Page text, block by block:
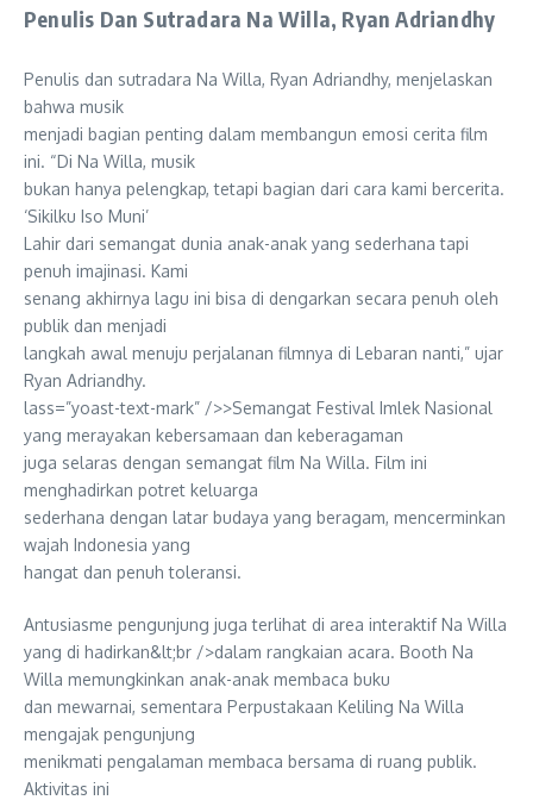
Penulis Dan Sutradara Na Willa, Ryan Adriandhy
Penulis dan sutradara Na Willa, Ryan Adriandhy, menjelaskan
bahwa musik
menjadi bagian penting dalam membangun emosi cerita film
ini. “Di Na Willa, musik
bukan hanya pelengkap, tetapi bagian dari cara kami bercerita.
‘Sikilku Iso Muni’
Lahir dari semangat dunia anak-anak yang sederhana tapi
penuh imajinasi. Kami
senang akhirnya lagu ini bisa di dengarkan secara penuh oleh
publik dan menjadi
langkah awal menuju perjalanan filmnya di Lebaran nanti,” ujar
Ryan Adriandhy.
lass=”yoast-text-mark” />>Semangat Festival Imlek Nasional
yang merayakan kebersamaan dan keberagaman
juga selaras dengan semangat film Na Willa. Film ini
menghadirkan potret keluarga
sederhana dengan latar budaya yang beragam, mencerminkan
wajah Indonesia yang
hangat dan penuh toleransi.
Antusiasme pengunjung juga terlihat di area interaktif Na Willa
yang di hadirkan&lt;br />dalam rangkaian acara. Booth Na
Willa memungkinkan anak-anak membaca buku
dan mewarnai, sementara Perpustakaan Keliling Na Willa
mengajak pengunjung
menikmati pengalaman membaca bersama di ruang publik.
Aktivitas ini